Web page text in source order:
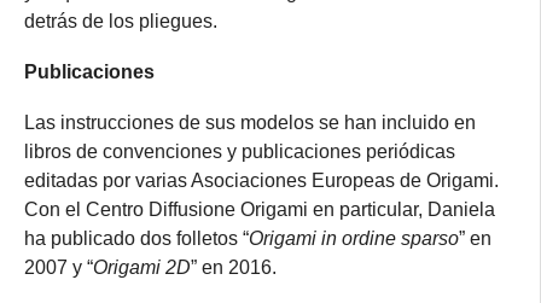
detrás de los pliegues.
Publicaciones
Las instrucciones de sus modelos se han incluido en
libros de convenciones y publicaciones periódicas
editadas por varias Asociaciones Europeas de Origami.
Con el Centro Diffusione Origami en particular, Daniela
ha publicado dos folletos “Origami in ordine sparso” en
2007 y “Origami 2D” en 2016.